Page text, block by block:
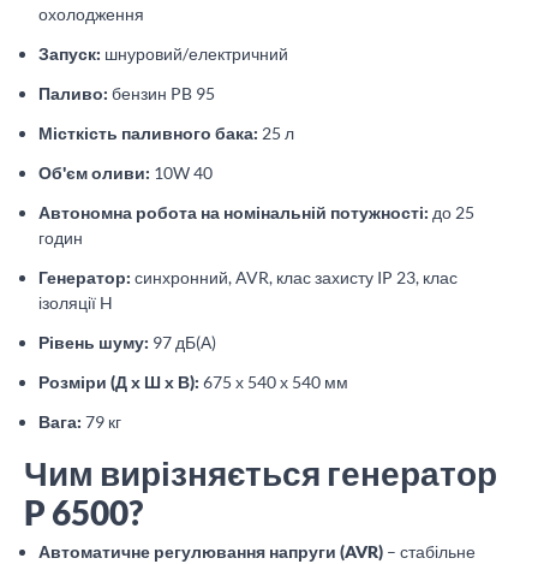
охолодження
Запуск: шнуровий/електричний
Паливо: бензин PB 95
Місткість паливного бака: 25 л
Об'єм оливи: 10W 40
Автономна робота на номінальній потужності: до 25
годин
Генератор: синхронний, AVR, клас захисту IP 23, клас
ізоляції H
Рівень шуму: 97 дБ(А)
Розміри (Д х Ш х В): 675 х 540 х 540 мм
Вага: 79 кг
Чим вирізняється генератор
P 6500?
Автоматичне регулювання напруги (AVR) – стабільне